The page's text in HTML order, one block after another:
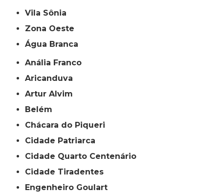
Vila Sônia
Zona Oeste
Água Branca
Anália Franco
Aricanduva
Artur Alvim
Belém
Chácara do Piqueri
Cidade Patriarca
Cidade Quarto Centenário
Cidade Tiradentes
Engenheiro Goulart